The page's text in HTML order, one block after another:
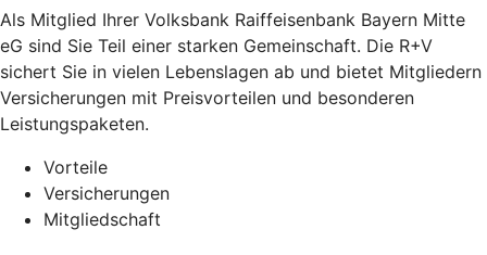
Als Mitglied Ihrer Volksbank Raiffeisenbank Bayern Mitte
eG sind Sie Teil einer starken Gemeinschaft. Die R+V
sichert Sie in vielen Lebenslagen ab und bietet Mitgliedern
Versicherungen mit Preisvorteilen und besonderen
Leistungspaketen.
Vorteile
Versicherungen
Mitgliedschaft